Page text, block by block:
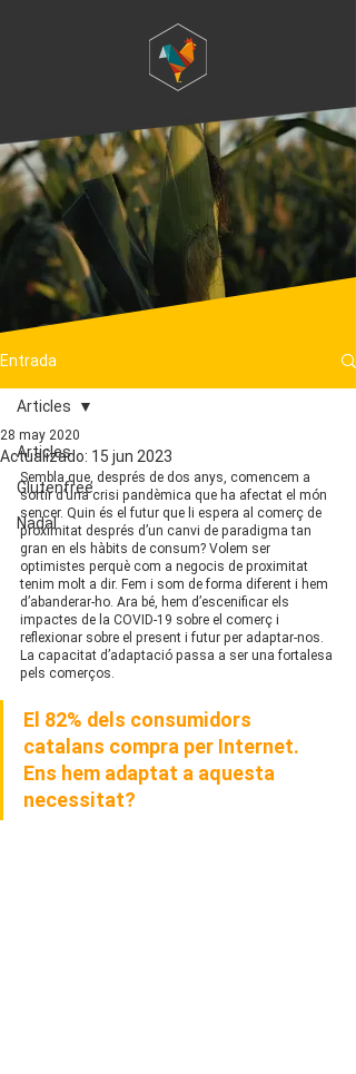
Entrada
Articles
Glutenfree
Nadal
Articles
28 may 2020
Actualizado: 15 jun 2023
Sembla que, després de dos anys, comencem a
sortir d’una crisi pandèmica que ha afectat el món
sencer. Quin és el futur que li espera al comerç de
proximitat després d’un canvi de paradigma tan
gran en els hàbits de consum? Volem ser
optimistes perquè com a negocis de proximitat
tenim molt a dir. Fem i som de forma diferent i hem
d’abanderar-ho. Ara bé, hem d’escenificar els
impactes de la COVID-19 sobre el comerç i
reflexionar sobre el present i futur per adaptar-nos.
La capacitat d’adaptació passa a ser una fortalesa
pels comerços.
El 82% dels consumidors
catalans compra per Internet.
Ens hem adaptat a aquesta
necessitat?